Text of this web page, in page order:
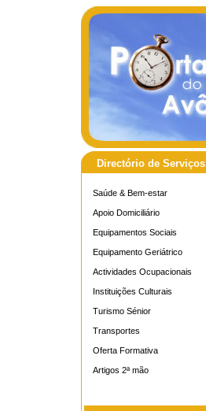
Directório de Serviços
Saúde & Bem-estar
Apoio Domiciliário
Equipamentos Sociais
Equipamento Geriátrico
Actividades Ocupacionais
Instituições Culturais
Turismo Sénior
Transportes
Oferta Formativa
Artigos 2ª mão